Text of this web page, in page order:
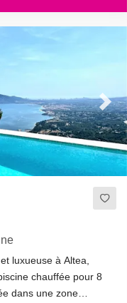
Next
luxueuse à Altea,
chauffée pour 8
dans une zone